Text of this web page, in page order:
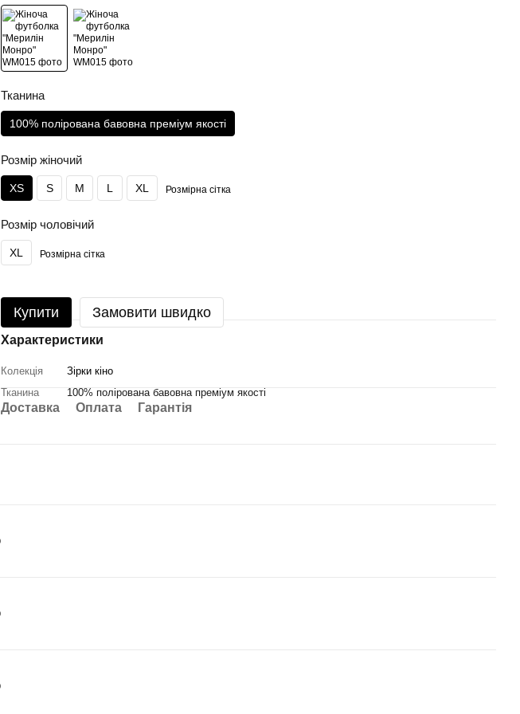
Тканина
100% полірована бавовна преміум якості
Розмір жіночий
XS S M L XL Розмірна сітка
Розмір чоловічий
XL Розмірна сітка
Купити Замовити швидко
Характеристики
Колекція
Зірки кіно
Тканина
100% полірована бавовна преміум якості
Доставка Оплата Гарантія